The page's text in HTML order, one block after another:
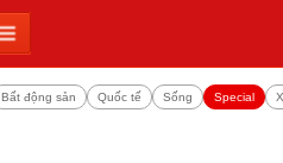
Bất động sản Quốc tế Sống Special